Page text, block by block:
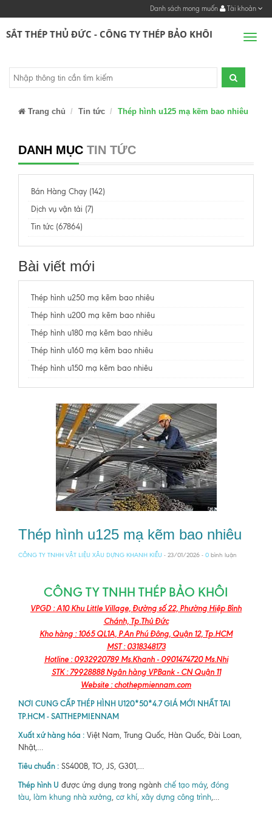
Danh sách mong muốn Tài khoản
SẮT THÉP THỦ ĐỨC - CÔNG TY THÉP BẢO KHÔI
Trang chủ Tin tức Thép hình u125 mạ kẽm bao nhiêu
DANH MỤC TIN TỨC
Bán Hàng Chạy (142)
Dịch vụ vận tải (7)
Tin tức (67864)
Bài viết mới
Thép hình u250 mạ kẽm bao nhiêu
Thép hình u200 mạ kẽm bao nhiêu
Thép hình u180 mạ kẽm bao nhiêu
Thép hình u160 mạ kẽm bao nhiêu
Thép hình u150 mạ kẽm bao nhiêu
Thép hình u125 mạ kẽm bao nhiêu
CÔNG TY TNHH VẬT LIỆU XÂU DỰNG KHANH KIỀU - 23/01/2026 - 0 bình luận
CÔNG TY TNHH THÉP BẢO KHÔI
VPGD : A10 Khu Little Village, Đường số 22, Phường Hiệp Bình
Chánh, Tp.Thủ Đức
Kho hàng : 1065 QL1A, P.An Phú Đông, Quận 12, Tp.HCM
MST : 0318348173
Hotline : 0932920789 Ms.Khanh - 0901474720 Ms.Nhi
STK : 79928888 Ngân hàng VPBank - CN Quận 11
Website : chothepmiennam.com
NƠI CUNG CẤP THÉP HÌNH U120*50*4.7 GIÁ MỚI NHẤT TAI
TP.HCM - SATTHEPMIENNAM
Xuất xứ hàng hóa : Việt Nam, Trung Quốc, Hàn Quốc, Đài Loan,
Nhật,…
Tiêu chuẩn : SS400B, TO, JS, G301,…
Thép hình U được ứng dụng trong ngành chế tạo máy, đóng
tàu, làm khung nhà xưởng, cơ khí, xây dựng công trình,…